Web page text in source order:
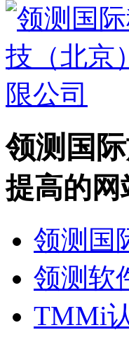
领测国
提高的网
领测国
领测软
TMMi